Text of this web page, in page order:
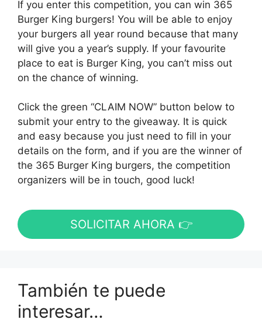
If you enter this competition, you can win 365
Burger King burgers! You will be able to enjoy
your burgers all year round because that many
will give you a year’s supply. If your favourite
place to eat is Burger King, you can’t miss out
on the chance of winning.
Click the green “CLAIM NOW” button below to
submit your entry to the giveaway. It is quick
and easy because you just need to fill in your
details on the form, and if you are the winner of
the 365 Burger King burgers, the competition
organizers will be in touch, good luck!
SOLICITAR AHORA 👉
También te puede
interesar…